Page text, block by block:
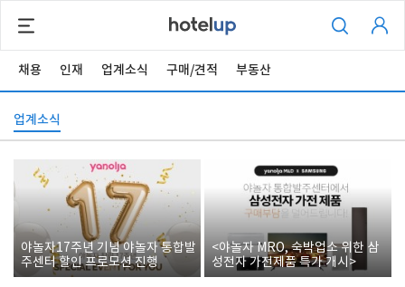
채용 인재 업계소식 구매/견적 부동산
업계소식
야놀자17주년 기념 야놀자 통합발
주센터 할인 프로모션 진행
<야놀자 MRO, 숙박업소 위한 삼
성전자 가전제품 특가 개시>